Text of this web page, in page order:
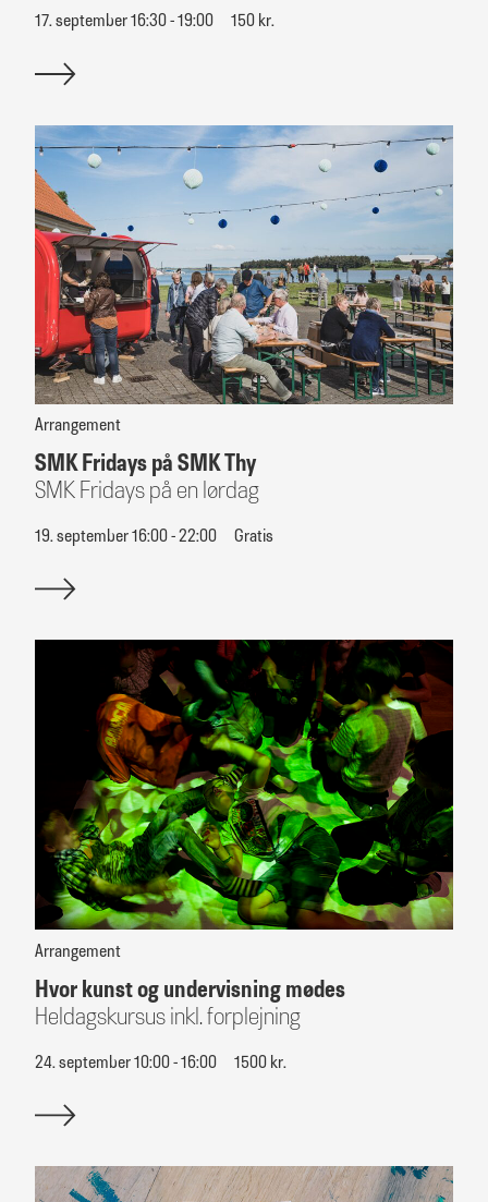
17. september 16:30 - 19:00 150 kr.
Arrangement
SMK Fridays på SMK Thy
SMK Fridays på en lørdag
19. september 16:00 - 22:00 Gratis
Arrangement
Hvor kunst og undervisning mødes
Heldagskursus inkl. forplejning
24. september 10:00 - 16:00 1500 kr.